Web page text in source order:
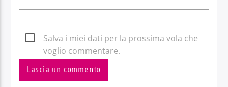
Salva i miei dati per la prossima vola che
voglio commentare.